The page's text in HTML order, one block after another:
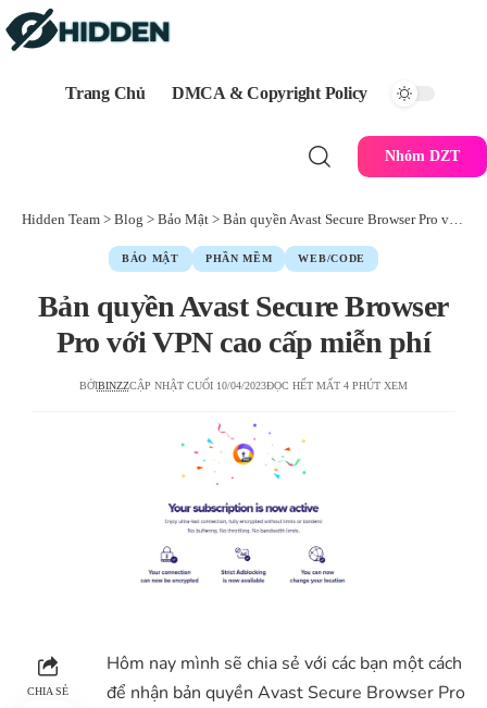
Trang Chủ DMCA & Copyright Policy
Nhóm DZT
Hidden Team > Blog > Bảo Mật > Bản quyền Avast Secure Browser Pro với VPN cao cấp miễn phí
BẢO MẬT PHẦN MỀM WEB/CODE
Bản quyền Avast Secure Browser
Pro với VPN cao cấp miễn phí
BỞIBINZZCẬP NHẬT CUỐI 10/04/2023ĐỌC HẾT MẤT 4 PHÚT XEM
CHIA SẺ
Hôm nay mình sẽ chia sẻ với các bạn một cách
để nhận bản quyền Avast Secure Browser Pro